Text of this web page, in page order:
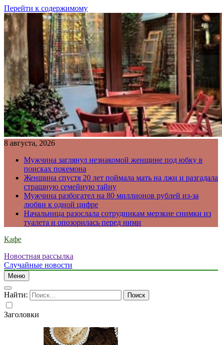
Перейти к содержимому
8 августа, 2026
Мужчина заглянул незнакомой женщине под юбку в
поисках покемона
Женщина спустя 20 лет поймала мать на лжи и разгадала
страшную семейную тайну
Мужчина разбогател на 80 миллионов рублей из-за
любви к одной цифре
Начальница разослала сотрудникам мерзкие снимки из
туалета и опозорилась перед ними
Кафе
Новостная рассылка
Случайные новости
Меню
Найти:
Заголовки